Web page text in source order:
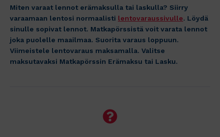
Miten varaat lennot erämaksulla tai laskulla? Siirry
varaamaan lentosi normaalisti lentovaraussivulle. Löydä
sinulle sopivat lennot. Matkapörssistä voit varata lennot
joka puolelle maailmaa. Suorita varaus loppuun.
Viimeistele lentovaraus maksamalla. Valitse
maksutavaksi Matkapörssin Erämaksu tai Lasku.